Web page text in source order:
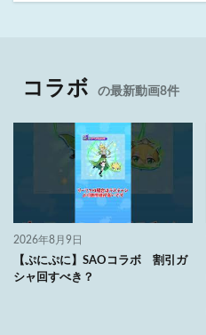
コラボ の最新動画8件
2026年8月9日
【ぷにぷに】SAOコラボ 割引ガ
シャ回すべき？